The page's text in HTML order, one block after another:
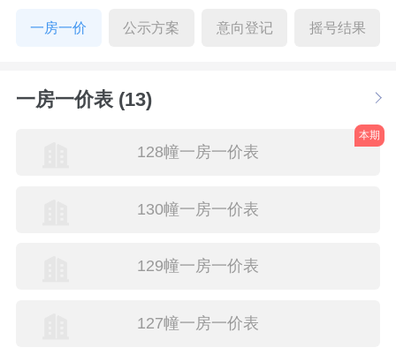
一房一价 公示方案 意向登记 摇号结果
一房一价表 (13)
128幢一房一价表
本期
130幢一房一价表
129幢一房一价表
127幢一房一价表